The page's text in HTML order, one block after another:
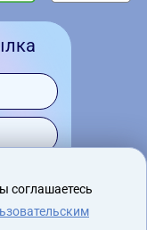
соглашаетесь